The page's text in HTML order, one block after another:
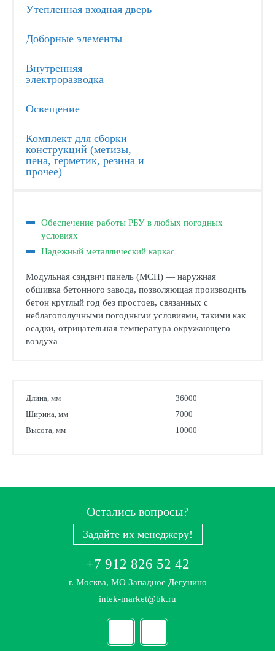
Утепленная входная дверь
Доборные элементы
Внутренняя
электроразводка
Освещение
Комплект для сборки
конструкций (метизы,
пена, герметик, резина и
прочее)
Обеспечение работы РБУ в любых погодных
условиях
Надежный металлический каркас
Модульная сэндвич панель (МСП) — наружная
обшивка бетонного завода, позволяющая производить
бетон круглый год без простоев, связанных с
неблагополучными погодными условиями, такими как
осадки, отрицательная температура окружающего
воздуха
Длина, мм
36000
Ширина, мм
7000
Высота, мм
10000
Остались вопросы?
Задайте их менеджеру!
+7 912 826 52 42
г. Москва, МО Западное Дегунино
intek-market@bk.ru